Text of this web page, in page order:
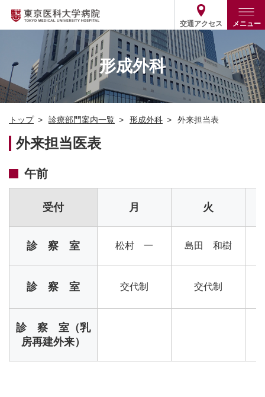
交通アクセス メニュー
トップ
外来・入院案内
外来
入院
患者支援・相談窓口
各種ご案内
診療部門案内
診療部門案内一覧
医師・歯科医師等情報検索
病院案内
基本情報
統計・データ・情報公開
医療関係の方
医療連携
03-3342-6111
形成外科
トップ 診療部門案内一覧 形成外科 外来担当表
外来担当医表
午前
受付 月 火
診 察 室 松村 一 島田 和樹
診 察 室 交代制 交代制
診 察 室（乳
房再建外来）